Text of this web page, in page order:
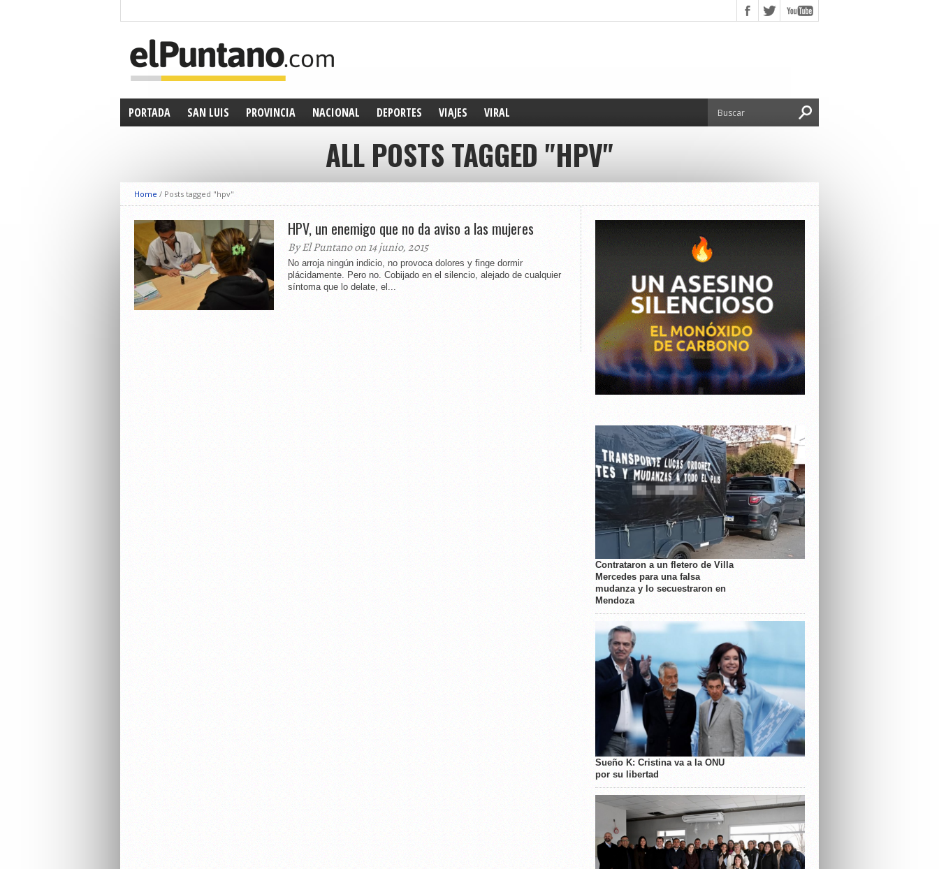
PORTADA SAN LUIS PROVINCIA NACIONAL DEPORTES VIAJES VIRAL
ALL POSTS TAGGED "HPV"
Home / Posts tagged "hpv"
HPV, un enemigo que no da aviso a las mujeres
By El Puntano on 14 junio, 2015
No arroja ningún indicio, no provoca dolores y finge dormir
plácidamente. Pero no. Cobijado en el silencio, alejado de cualquier
síntoma que lo delate, el...
Contrataron a un fletero de Villa
Mercedes para una falsa
mudanza y lo secuestraron en
Mendoza
Sueño K: Cristina va a la ONU
por su libertad